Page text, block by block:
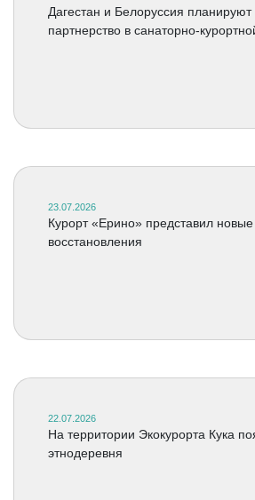
Дагестан и Белоруссия планируют
партнерство в санаторно-
23.07.2026
Курорт «Ерино» представил
восстановления
22.07.2026
На территории Экокурорта Кука
этнодеревня